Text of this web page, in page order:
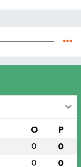
O P
0 0
0 0